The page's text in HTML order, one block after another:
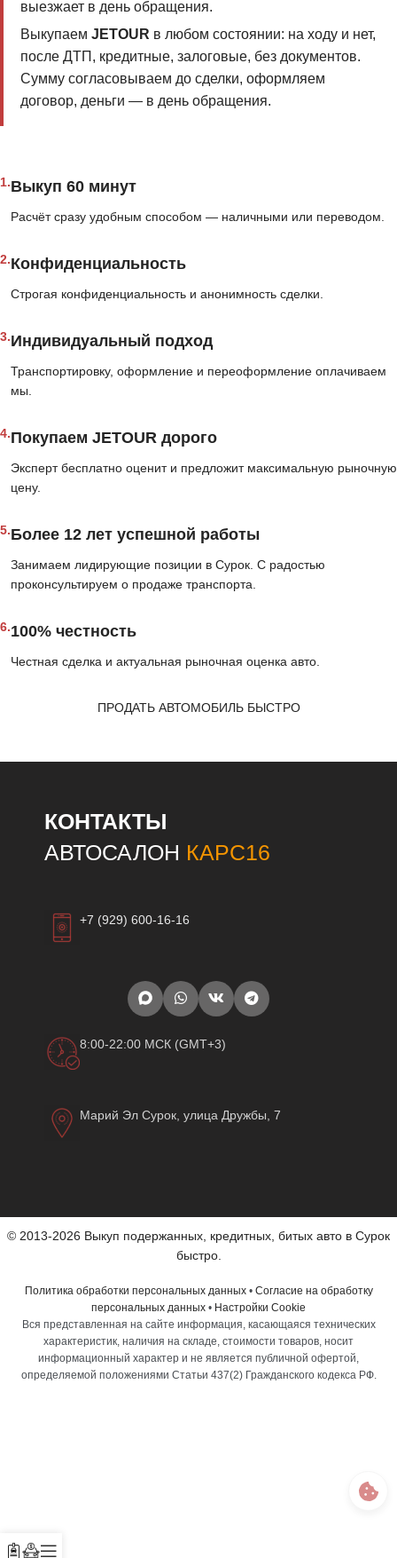
выезжает в день обращения.
Выкупаем JETOUR в любом состоянии: на ходу и нет,
после ДТП, кредитные, залоговые, без документов.
Сумму согласовываем до сделки, оформляем
договор, деньги — в день обращения.
1.Выкуп 60 минут
Расчёт сразу удобным способом — наличными или переводом.
2.Конфиденциальность
Строгая конфиденциальность и анонимность сделки.
3.Индивидуальный подход
Транспортировку, оформление и переоформление оплачиваем
мы.
4.Покупаем JETOUR дорого
Эксперт бесплатно оценит и предложит максимальную рыночную
цену.
5.Более 12 лет успешной работы
Занимаем лидирующие позиции в Сурок. С радостью
проконсультируем о продаже транспорта.
6.100% честность
Честная сделка и актуальная рыночная оценка авто.
ПРОДАТЬ АВТОМОБИЛЬ БЫСТРО
КОНТАКТЫ
АВТОСАЛОН КАРС16
+7 (929) 600-16-16
8:00-22:00 МСК (GMT+3)
Марий Эл Сурок, улица Дружбы, 7
© 2013-2026 Выкуп подержанных, кредитных, битых авто в Сурок
быстро.
Политика обработки персональных данных• Согласие на обработку
персональных данных • Настройки Cookie
Вся представленная на сайте информация, касающаяся технических
характеристик, наличия на складе, стоимости товаров, носит
информационный характер и не является публичной офертой,
определяемой положениями Статьи 437(2) Гражданского кодекса РФ.